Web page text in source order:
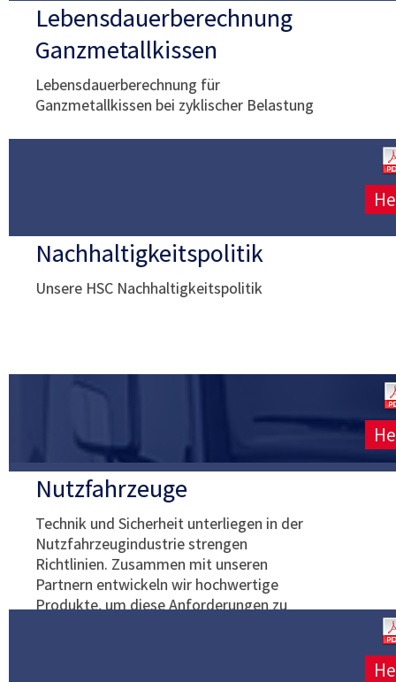
Lebensdauerberechnung
Ganzmetallkissen
Lebensdauerberechnung für
Ganzmetallkissen bei zyklischer Belastung
Nachhaltigkeitspolitik
Unsere HSC Nachhaltigkeitspolitik
Nutzfahrzeuge
Technik und Sicherheit unterliegen in der
Nutzfahrzeugindustrie strengen
Richtlinien. Zusammen mit unseren
Partnern entwickeln wir hochwertige
Produkte, um diese Anforderungen zu